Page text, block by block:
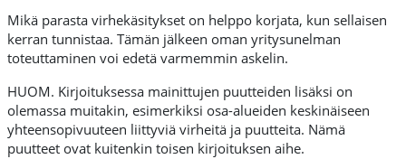
Mikä parasta virhekäsitykset on helppo korjata, kun sellaisen
kerran tunnistaa. Tämän jälkeen oman yritysunelman
toteuttaminen voi edetä varmemmin askelin.
HUOM. Kirjoituksessa mainittujen puutteiden lisäksi on
olemassa muitakin, esimerkiksi osa-alueiden keskinäiseen
yhteensopivuuteen liittyviä virheitä ja puutteita. Nämä
puutteet ovat kuitenkin toisen kirjoituksen aihe.